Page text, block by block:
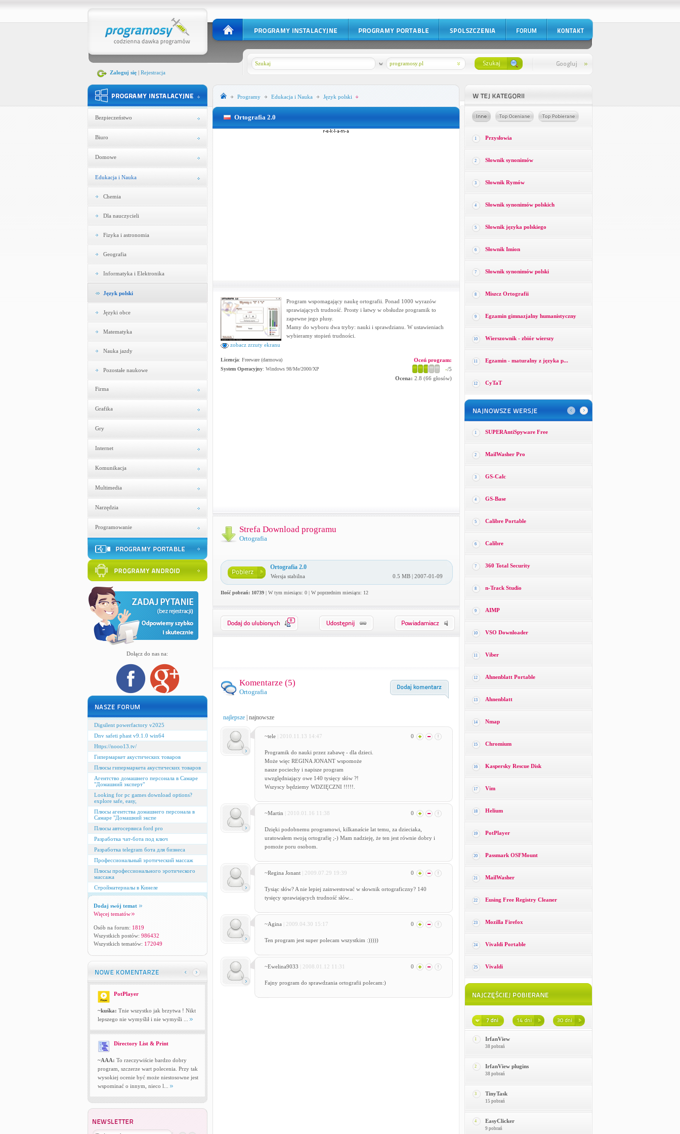
Zaloguj się| Rejestracja
programosy.pl
w
Bezpieczeństwo
Biuro
Domowe
Edukacja i Nauka
Chemia
Dla nauczycieli
Fizyka i astronomia
Geografia
Informatyka i Elektronika
Język polski
Języki obce
Matematyka
Nauka jazdy
Pozostałe naukowe
Firma
Grafika
Gry
Internet
Komunikacja
Multimedia
Narzędzia
Programowanie
Dołącz do nas na:
Digsilent powerfactory v2025
Dnv safeti phast v9.1.0 win64
Https://nooo13.tv/
Гипермаркет акустических товаров
Плюсы гипермаркета акустических товаров
Агентство домашнего персонала в Самаре
"Домашний эксперт"
Looking for pc games download options?
explore safe, easy,
Плюсы агентства домашнего персонала в
Самаре "Домашний экспе
Плюсы автосервиса ford pro
Разработка чат-бота под ключ
Разработка telegram бота для бизнеса
Профессиональный эротический массаж
Плюсы профессионального эротического
массажа
Стройматериалы в Кинеле
Dodaj swój temat
Więcej tematów
Osób na forum: 1819
Wszystkich postów: 986432
Wszystkich tematów: 172049
PotPlayer
~kuśka: Tnie wszystko jak brzytwa ! Nikt
lepszego nie wymyślił i nie wymyśli ...
Directory List & Print
~AAA: To rzeczywiście bardzo dobry
program, szczerze wart polecenia. Przy tak
wysokiej ocenie być może niestosowne jest
wspominać o innym, nieco l...
Programy Edukacja i Nauka Język polski
Ortografia 2.0
zobacz zrzuty ekranu
Program wspomagający naukę ortografii. Ponad 1000 wyrazów
sprawiających trudność. Prosty i łatwy w obsłudze programik to
zapewne jego plusy.
Mamy do wyboru dwa tryby: nauki i sprawdzianu. W ustawieniach
wybieramy stopień trudności.
Licencja: Freeware (darmowa)
System Operacyjny: Windows 98/Me/2000/XP
Oceń program:
-/5
Ocena: 2.8 (66 głosów)
Strefa Download programu
Ortografia
Ortografia 2.0
Wersja stabilna 0.5 MB | 2007-01-09
Ilość pobrań: 10739| W tym miesiącu: 0 | W poprzednim miesiącu: 12
0
Komentarze (5)
Ortografia
najlepsze| najnowsze
~tele | 2010.11.13 14:47 0
Programik do nauki przez zabawę - dla dzieci.
Może więc REGINA JONANT wspomoże
nasze pociechy i napisze program
uwzględniający owe 140 tysięcy słów ?!
Wszyscy będziemy WDZIĘCZNI !!!!!.
~Martin | 2010.01.16 11:38 0
Dzięki podobnemu programowi, kilkanaście lat temu, za dzieciaka,
uratowałem swoją ortografię ;-) Mam nadzieję, że ten jest równie dobry i
pomoże poru osobom.
~Regina Jonant | 2009.07.29 19:39 0
Tysiąc słów? A nie lepiej zainwestować w słownik ortograficzny? 140
tysięcy sprawiających trudność słów...
~Agina | 2009.04.30 15:17 0
Ten program jest super polecam wszystkim :)))))
~Ewelina9033 | 2008.01.12 11:31 0
Fajny program do sprawdzania ortografii polecam:)
1 Przysłowia
2 Słownik synonimów
3 Słownik Rymów
4 Słownik synonimów polskich
5 Słownik języka polskiego
6 Słownik Imion
7 Słownik synonimów polski
8 Miszcz Ortografii
9 Egzamin gimnazjalny humanistyczny
10 Wierszownik - zbiór wierszy
11 Egzamin - maturalny z języka p...
12 CyTaT
1 SUPERAntiSpyware Free
2 MailWasher Pro
3 GS-Calc
4 GS-Base
5 Calibre Portable
6 Calibre
7 360 Total Security
8 n-Track Studio
9 AIMP
10 VSO Downloader
11 Viber
12 Ahnenblatt Portable
13 Ahnenblatt
14 Nmap
15 Chromium
16 Kaspersky Rescue Disk
17 Vim
18 Helium
19 PotPlayer
20 Passmark OSFMount
21 MailWasher
22 Eusing Free Registry Cleaner
23 Mozilla Firefox
24 Vivaldi Portable
25 Vivaldi
1 IrfanView
38 pobrań
2 IrfanView plugins
38 pobrań
3 TinyTask
15 pobrań
4 EasyClicker
9 pobrań